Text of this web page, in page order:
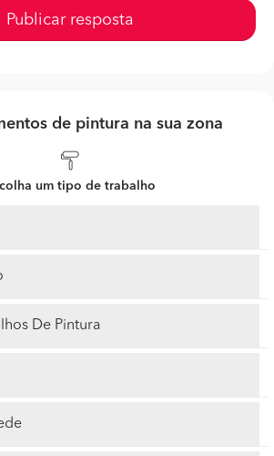
Publicar resposta
de pintura na sua zona
um tipo de trabalho
De Pintura